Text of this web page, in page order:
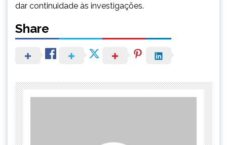
dar continuidade às investigações.
Share